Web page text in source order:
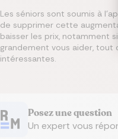
Les séniors sont soumis à
de supprimer cette
baisser les prix, notamment
grandement vous aider, tout
intéressantes.
Posez une question
Un expert vous